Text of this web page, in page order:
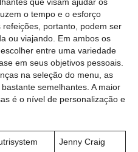
o tempo e o esforço
portanto, podem ser
ou viajando. Em ambos os
entre uma variedade
em seus objetivos pessoais.
na seleção do menu, as
semelhantes. A maior
é o nível de personalização e
Jenny Craig